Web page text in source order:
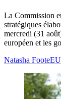
La Commission
stratégiques
mercredi (31
européen et les
Natasha Foote